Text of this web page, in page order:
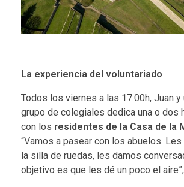
La experiencia del voluntariado
Todos los viernes a las 17:00h, Juan y
grupo de colegiales dedica una o dos
con los residentes de la Casa de la
“Vamos a pasear con los abuelos.
la silla de ruedas, les damos
objetivo es que les dé un poco el